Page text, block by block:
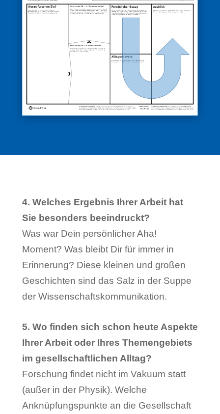
4. Welches Ergebnis Ihrer Arbeit hat
Sie besonders beeindruckt?
Was war Dein persönlicher Aha!
Moment? Was bleibt Dir für immer in
Erinnerung? Diese kleinen und großen
Geschichten sind das Salz in der Suppe
der Wissenschaftskommunikation.
5. Wo finden sich schon heute Aspekte
Ihrer Arbeit oder Ihres Themengebiets
im gesellschaftlichen Alltag?
Forschung findet nicht im Vakuum statt
(außer in der Physik). Welche
Anknüpfungspunkte an die Gesellschaft